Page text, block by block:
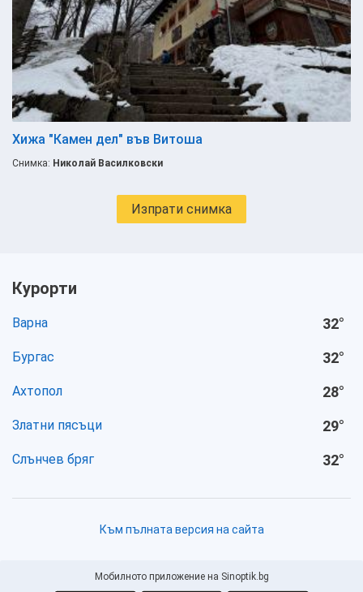
Хижа "Камен дел" във Витоша
Снимка: Николай Василковски
Изпрати снимка
Курорти
Варна 32°
Бургас 32°
Ахтопол 28°
Златни пясъци 29°
Слънчев бряг 32°
Към пълната версия на сайта
Мобилното приложение на Sinoptik.bg